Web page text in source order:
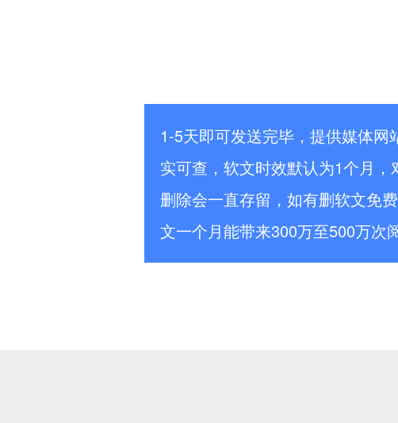
1-5天即可发送完毕，提供媒体网
实可查，软文时效默认为1个月，
删除会一直存留，如有删软文免
文一个月能带来300万至500万次